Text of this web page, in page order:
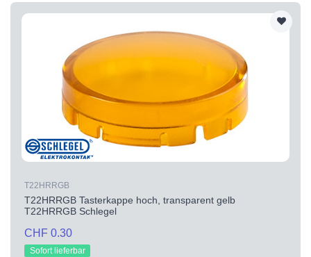
T22HRRGB
T22HRRGB Tasterkappe hoch, transparent gelb
T22HRRGB Schlegel
CHF 0.30
Sofort lieferbar